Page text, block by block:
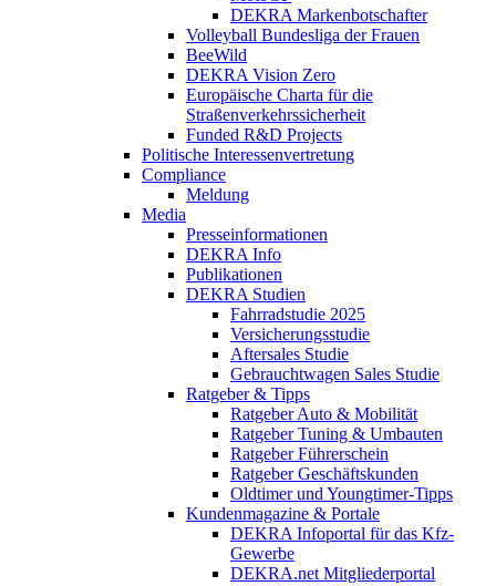
DEKRA Markenbotschafter
Volleyball Bundesliga der Frauen
BeeWild
DEKRA Vision Zero
Europäische Charta für die
Straßenverkehrssicherheit
Funded R&D Projects
Politische Interessenvertretung
Compliance
Meldung
Media
Presseinformationen
DEKRA Info
Publikationen
DEKRA Studien
Fahrradstudie 2025
Versicherungsstudie
Aftersales Studie
Gebrauchtwagen Sales Studie
Ratgeber & Tipps
Ratgeber Auto & Mobilität
Ratgeber Tuning & Umbauten
Ratgeber Führerschein
Ratgeber Geschäftskunden
Oldtimer und Youngtimer-Tipps
Kundenmagazine & Portale
DEKRA Infoportal für das Kfz-
Gewerbe
DEKRA.net Mitgliederportal